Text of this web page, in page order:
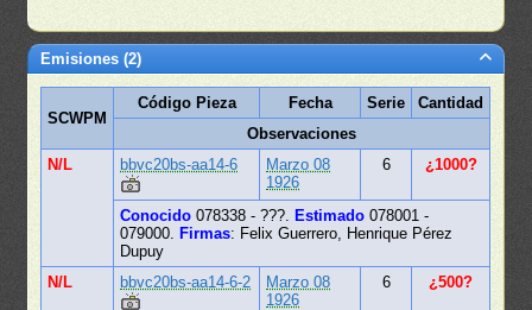
Emisiones (2)
SCWPM
Código Pieza Fecha Serie
Cantidad
Observaciones
N/L
bbvc20bs-aa14-6
Marzo 08
1926
6 ¿1000?
Conocido 078338 - ???. Estimado 078001 -
079000.
Firmas: Felix Guerrero, Henrique Pérez
Dupuy
N/L
bbvc20bs-aa14-6-2
Marzo 08
1926
6 ¿500?